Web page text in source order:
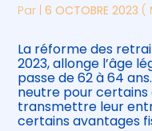
Être prêt pour la
électronique
Par |6 OCTOBRE 2023 (
La réforme des
2023, allonge l’âge
passe de 62 à 64
neutre pour
transmettre leur
certains avantages